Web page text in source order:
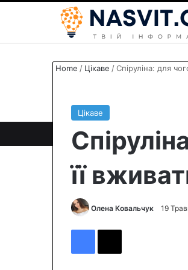
Home / Цікаве /Спіруліна: для
Цікаве
її
Олена Ковальчук 19
Facebook